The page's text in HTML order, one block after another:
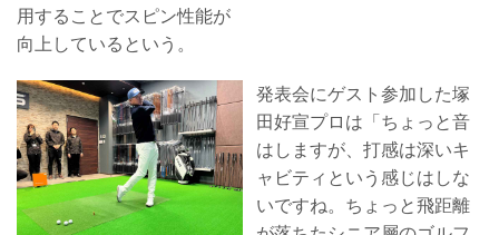
用することでスピン性能が
向上しているという。
発表会にゲスト参加した塚
田好宣プロは「ちょっと音
はしますが、打感は深いキ
ャビティという感じはしな
いですね。ちょっと飛距離